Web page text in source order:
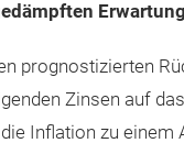
prognostizierten
Zinsen auf
Inflation zu